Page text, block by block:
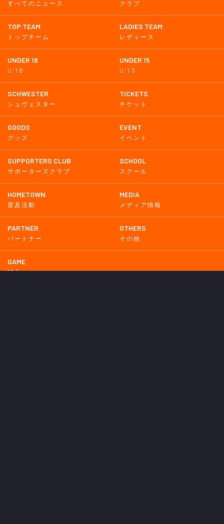
すべてのニュース クラブ
TOP TEAM
トップチーム
LADIES TEAM
レディース
UNDER 18
U-18
UNDER 15
U-15
SCHWESTER
シュヴェスター
TICKETS
チケット
GOODS
グッズ
EVENT
イベント
SUPPORTERS CLUB
サポーターズクラブ
SCHOOL
スクール
HOMETOWN
普及活動
MEDIA
メディア情報
PARTNER
パートナー
OTHERS
その他
GAME
試合